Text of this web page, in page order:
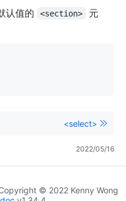
认值的 <section>
元
<select>
2022/05/16
© 2022 Kenny Wong